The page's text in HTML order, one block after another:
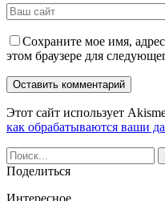
Сохраните мое имя,
этом браузере для
Этот сайт использует
как обрабатываются ваши
Поделиться
Интересное